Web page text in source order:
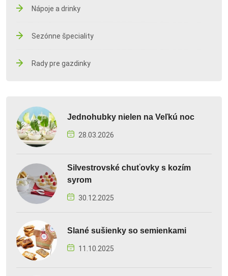
Nápoje a drinky
Sezónne špeciality
Rady pre gazdinky
Jednohubky nielen na Veľkú noc
28.03.2026
Silvestrovské chuťovky s kozím
syrom
30.12.2025
Slané sušienky so semienkami
11.10.2025